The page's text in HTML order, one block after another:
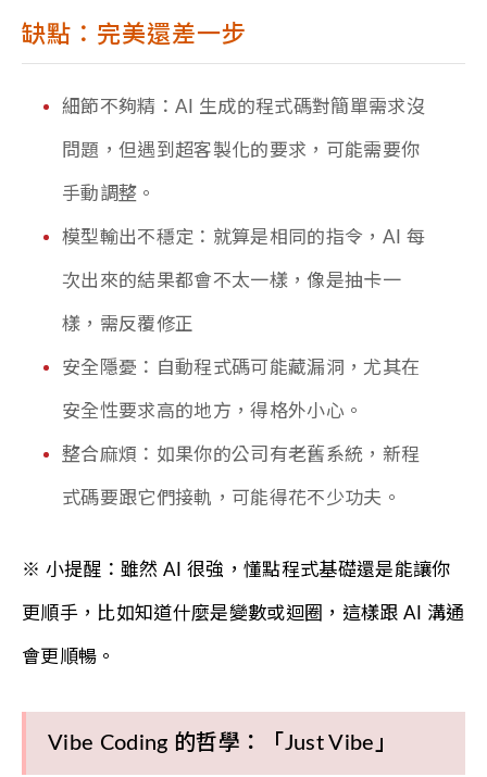
缺點：完美還差一步
細節不夠精：AI 生成的程式碼對簡單需求沒
問題，但遇到超客製化的要求，可能需要你
手動調整。
模型輸出不穩定：就算是相同的指令，AI 每
次出來的結果都會不太一樣，像是抽卡一
樣，需反覆修正
安全隱憂：自動程式碼可能藏漏洞，尤其在
安全性要求高的地方，得格外小心。
整合麻煩：如果你的公司有老舊系統，新程
式碼要跟它們接軌，可能得花不少功夫。
※ 小提醒：雖然 AI 很強，懂點程式基礎還是能讓你
更順手，比如知道什麼是變數或迴圈，這樣跟 AI 溝通
會更順暢。
Vibe Coding 的哲學：「Just Vibe」